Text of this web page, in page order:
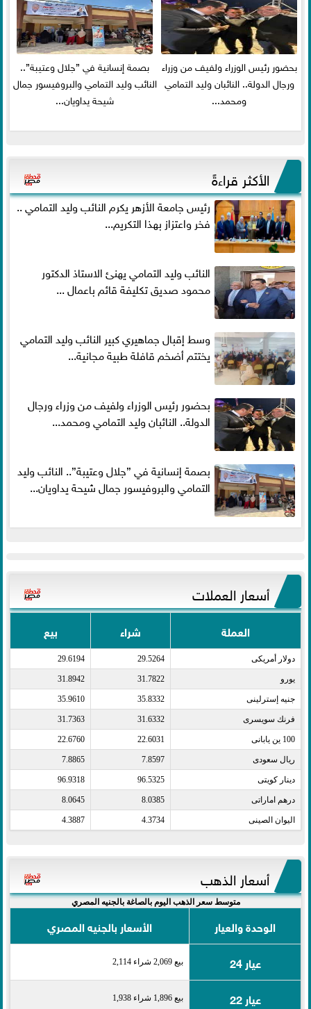
بحضور رئيس الوزراء ولفيف من وزراء
ورجال الدولة.. النائبان وليد التمامي
ومحمد...
بصمة إنسانية في ”جلال وعتيبة”..
النائب وليد التمامي والبروفيسور جمال
شيحة يداويان...
الأكثر قراءةً
رئيس جامعة الأزهر يكرم النائب وليد التمامي ..
فخر واعتزاز بهذا التكريم...
النائب وليد التمامي يهنئ الاستاذ الدكتور
محمود صديق تكليفة قائم باعمال ...
وسط إقبال جماهيري كبير النائب وليد التمامي
يختتم أضخم قافلة طبية مجانية...
بحضور رئيس الوزراء ولفيف من وزراء ورجال
الدولة.. النائبان وليد التمامي ومحمد...
بصمة إنسانية في ”جلال وعتيبة”.. النائب وليد
التمامي والبروفيسور جمال شيحة يداويان...
أسعار العملات
العملة شراء بيع
دولار أمريكى​ 29.5264
29.6194
يورو​ 31.7822
31.8942
جنيه إسترلينى​ 35.8332
35.9610
فرنك سويسرى​ 31.6332
31.7363
100 ين يابانى​ 22.6031
22.6760
ريال سعودى​ 7.8597
7.8865
دينار كويتى​ 96.5325
96.9318
درهم اماراتى​ 8.0385
8.0645
اليوان الصينى​ 4.3734
4.3887
أسعار الذهب
متوسط سعر الذهب اليوم بالصاغة بالجنيه المصري
الوحدة والعيار
الأسعار بالجنيه المصري
عيار 24
بيع 2,069 شراء 2,114
عيار 22 بيع 1,896 شراء 1,938